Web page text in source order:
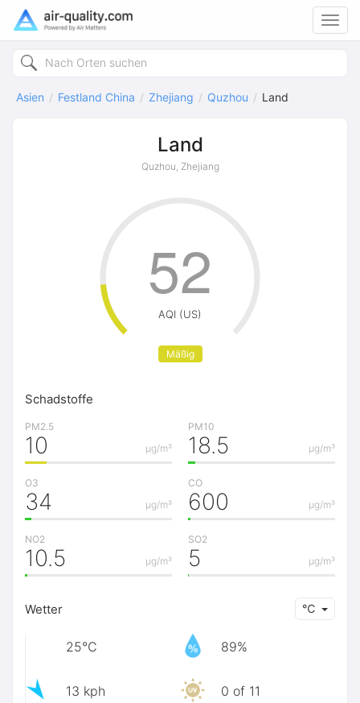
Asien Festland China Zhejiang Quzhou Land
Land
Quzhou, Zhejiang
AQI (US)
Mäßig
52
Schadstoffe
PM2.5
μg/m³
10
PM10
μg/m³
18.5
O3
μg/m³
34
CO
μg/m³
600
NO2
μg/m³
10.5
SO2
μg/m³
5
Wetter ℃
25℃ 89%
13 kph 0 of 11